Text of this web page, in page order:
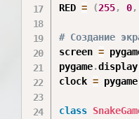
RED = (255, 0,
# Создание
screen =
pygame.display
clock = pygame
class